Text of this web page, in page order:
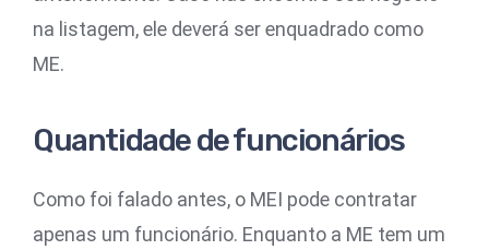
na listagem, ele deverá ser enquadrado como
ME.
Quantidade de funcionários
Como foi falado antes, o MEI pode contratar
apenas um funcionário. Enquanto a ME tem um